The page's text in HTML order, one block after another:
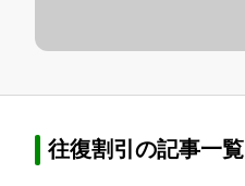
往復割引の記事一覧